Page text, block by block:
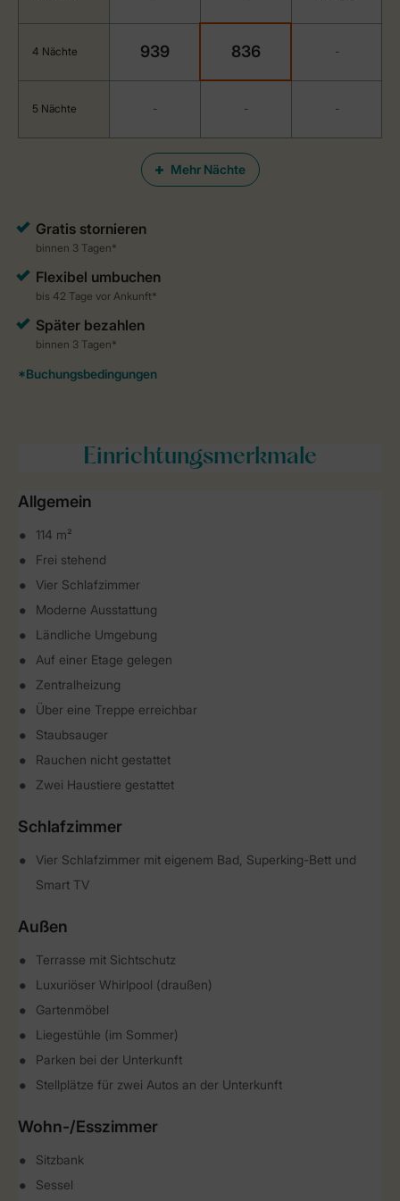
Mehr Nächte
4 Nächte 939 836 -
5 Nächte - - -
Einrichtungsmerkmale
Allgemein
114 m²
Frei stehend
Vier Schlafzimmer
Moderne Ausstattung
Ländliche Umgebung
Auf einer Etage gelegen
Zentralheizung
Über eine Treppe erreichbar
Staubsauger
Rauchen nicht gestattet
Zwei Haustiere gestattet
Schlafzimmer
Vier Schlafzimmer mit eigenem Bad, Superking-Bett und
Smart TV
Außen
Terrasse mit Sichtschutz
Luxuriöser Whirlpool (draußen)
Gartenmöbel
Liegestühle (im Sommer)
Parken bei der Unterkunft
Stellplätze für zwei Autos an der Unterkunft
Wohn-/Esszimmer
Sitzbank
Sessel